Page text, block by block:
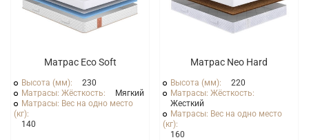
Матрас Eco Soft
Высота (мм):
230
Матрасы: Жёсткость:
Мягкий
Матрасы: Вес на одно место
(кг):
140
Матрас Neo Hard
Высота (мм):
220
Матрасы: Жёсткость:
Жесткий
Матрасы: Вес на одно место
(кг):
160